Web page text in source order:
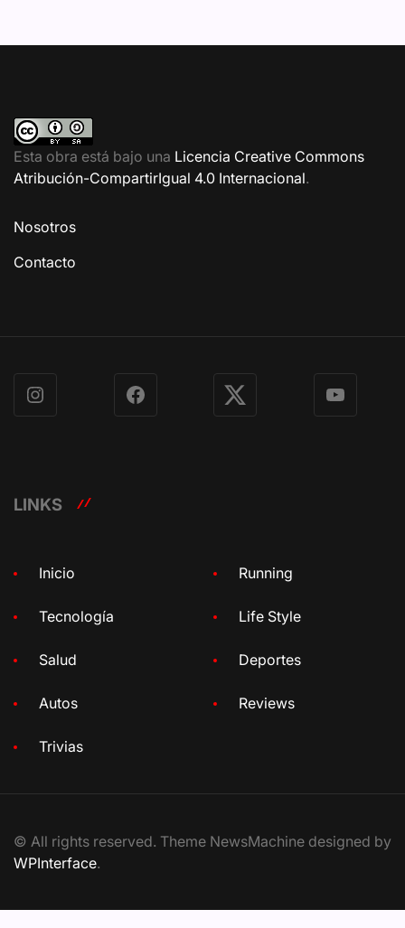
Esta obra está bajo una Licencia Creative Commons
Atribución-CompartirIgual 4.0 Internacional.
Nosotros
Contacto
Instagram Facebook X YouTube
LINKS
Inicio Running
Tecnología Life Style
Salud Deportes
Autos Reviews
Trivias
© All rights reserved. Theme NewsMachine designed by
WPInterface.